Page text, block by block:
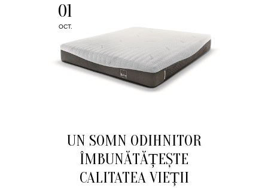
01
OCT.
UN SOMN ODIHNITOR
ÎMBUNĂTĂȚEȘTE
CALITATEA VIEȚII